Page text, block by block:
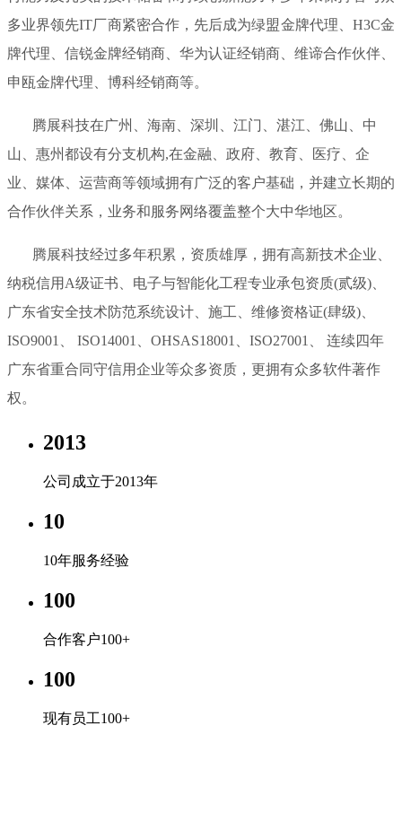
多业界领先IT厂商紧密合作，先后成为绿盟金牌代理、H3C金
牌代理、信锐金牌经销商、华为认证经销商、维谛合作伙伴、
申瓯金牌代理、博科经销商等。
腾展科技在广州、海南、深圳、江门、湛江、佛山、中
山、惠州都设有分支机构,在金融、政府、教育、医疗、企
业、媒体、运营商等领域拥有广泛的客户基础，并建立长期的
合作伙伴关系，业务和服务网络覆盖整个大中华地区。
腾展科技经过多年积累，资质雄厚，拥有高新技术企业、
纳税信用A级证书、电子与智能化工程专业承包资质(贰级)、
广东省安全技术防范系统设计、施工、维修资格证(肆级)、
ISO9001、 ISO14001、OHSAS18001、ISO27001、 连续四年
广东省重合同守信用企业等众多资质，更拥有众多软件著作
权。
2013
公司成立于2013年
10
10年服务经验
100
合作客户100+
100
现有员工100+